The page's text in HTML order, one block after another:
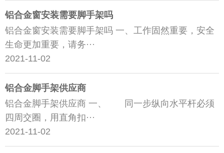
铝合金窗安装需要脚手架吗
铝合金窗安装需要脚手架吗 一、工作固然重要，安全
生命更加重要，请务···
2021-11-02
铝合金脚手架供应商
铝合金脚手架供应商 一、 同一步纵向水平杆必须
四周交圈，用直角扣···
2021-11-02